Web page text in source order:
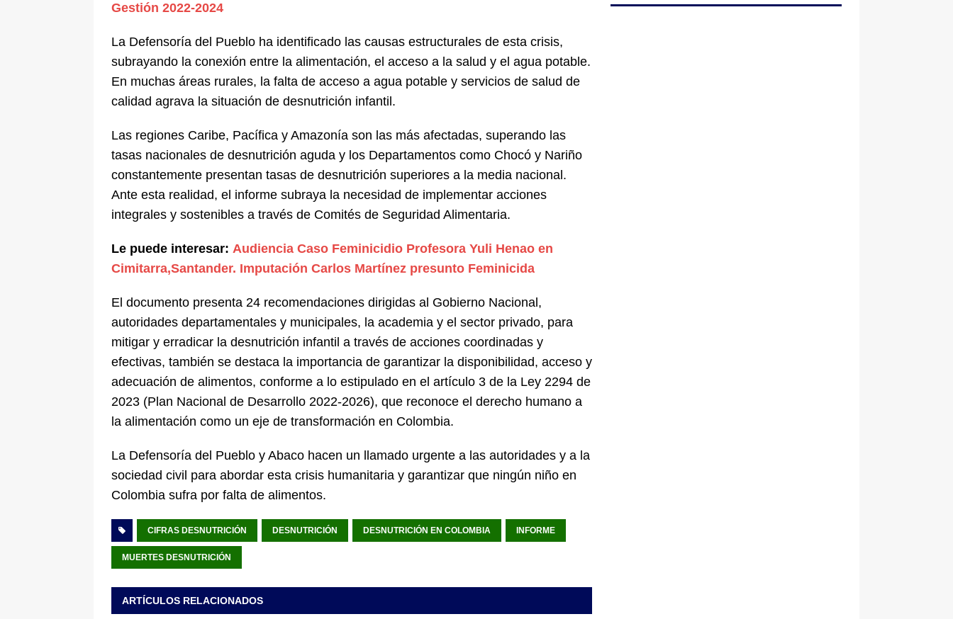
Gestión 2022-2024
La Defensoría del Pueblo ha identificado las causas estructurales de esta crisis,
subrayando la conexión entre la alimentación, el acceso a la salud y el agua potable.
En muchas áreas rurales, la falta de acceso a agua potable y servicios de salud de
calidad agrava la situación de desnutrición infantil.
Las regiones Caribe, Pacífica y Amazonía son las más afectadas, superando las
tasas nacionales de desnutrición aguda y los Departamentos como Chocó y Nariño
constantemente presentan tasas de desnutrición superiores a la media nacional.
Ante esta realidad, el informe subraya la necesidad de implementar acciones
integrales y sostenibles a través de Comités de Seguridad Alimentaria.
Le puede interesar: Audiencia Caso Feminicidio Profesora Yuli Henao en
Cimitarra,Santander. Imputación Carlos Martínez presunto Feminicida
El documento presenta 24 recomendaciones dirigidas al Gobierno Nacional,
autoridades departamentales y municipales, la academia y el sector privado, para
mitigar y erradicar la desnutrición infantil a través de acciones coordinadas y
efectivas, también se destaca la importancia de garantizar la disponibilidad, acceso y
adecuación de alimentos, conforme a lo estipulado en el artículo 3 de la Ley 2294 de
2023 (Plan Nacional de Desarrollo 2022-2026), que reconoce el derecho humano a
la alimentación como un eje de transformación en Colombia.
La Defensoría del Pueblo y Abaco hacen un llamado urgente a las autoridades y a la
sociedad civil para abordar esta crisis humanitaria y garantizar que ningún niño en
Colombia sufra por falta de alimentos.
CIFRAS DESNUTRICIÓN DESNUTRICIÓN DESNUTRICIÓN EN COLOMBIA INFORME
MUERTES DESNUTRICIÓN
ARTÍCULOS RELACIONADOS